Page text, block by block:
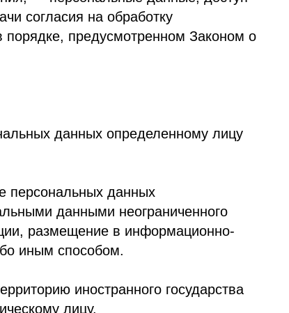
определенному лицу
данных
в информационно-
государства
уничтожаются
системе